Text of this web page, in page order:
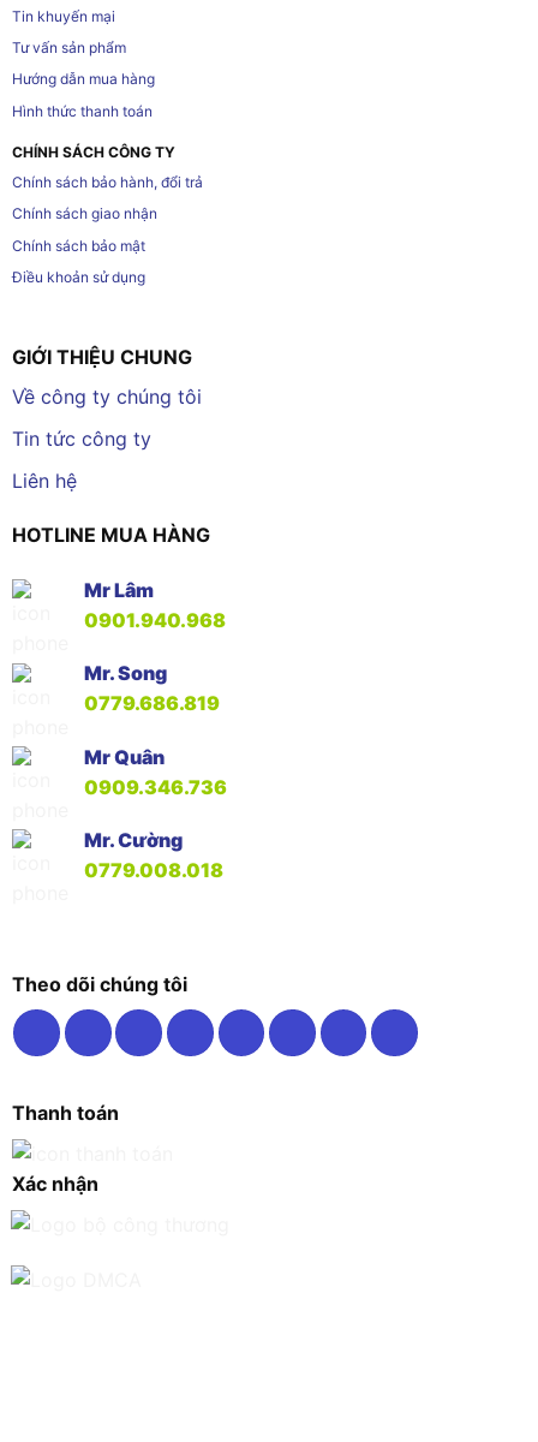
Tin khuyến mại
Tư vấn sản phẩm
Hướng dẫn mua hàng
Hình thức thanh toán
CHÍNH SÁCH CÔNG TY
Chính sách bảo hành, đổi trả
Chính sách giao nhận
Chính sách bảo mật
Điều khoản sử dụng
GIỚI THIỆU CHUNG
Về công ty chúng tôi
Tin tức công ty
Liên hệ
HOTLINE MUA HÀNG
Mr Lâm
0901.940.968
Mr. Song
0779.686.819
Mr Quân
0909.346.736
Mr. Cường
0779.008.018
Theo dõi chúng tôi
Thanh toán
Xác nhận